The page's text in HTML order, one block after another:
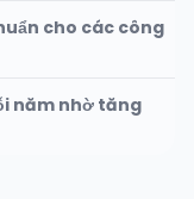
cho các công
năm nhờ tăng